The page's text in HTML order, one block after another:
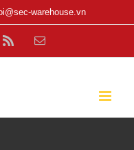
warehouse.vn
Email